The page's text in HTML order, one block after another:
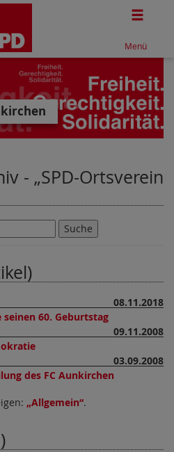
Menü
- SPD-Ortsverein
08.11.2018
60. Geburtstag
09.11.2008
03.09.2008
des FC Aunkirchen
Allgemein .